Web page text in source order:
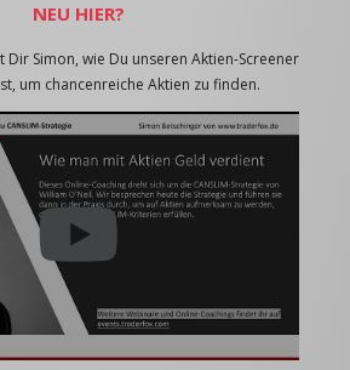
NEU HIER?
Dir Simon, wie Du unseren Aktien-Screener
um chancenreiche Aktien zu finden.